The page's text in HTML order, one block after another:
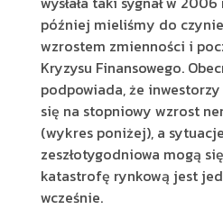
później mieliśmy do
wzrostem zmienności i
Kryzysu Finansowego.
podpowiada, że
się na stopniowy wzrost
(wykres poniżej), a
zeszłotygodniowa mogą
katastrofę rynkową jest
wcześnie.